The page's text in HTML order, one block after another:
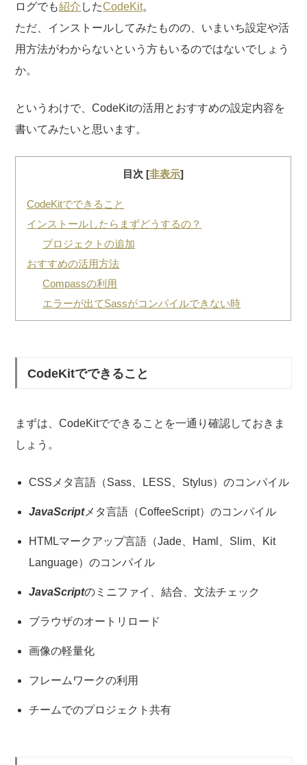
ログでも紹介 したCodeKit。
ただ、インストールしてみたものの、いまいち設定や活
用方法がわからないという方もいるのではないでしょう
か。
というわけで、CodeKitの活用とおすすめの設定内容を
書いてみたいと思います。
目次[非表示]
CodeKitでできること
インストールしたらまずどうするの？
プロジェクトの追加
おすすめの活用方法
Compassの利用
エラーが出てSassがコンパイルできない時
CodeKitでできること
まずは、CodeKitでできることを一通り確認しておきま
しょう。
CSSメタ言語（Sass、LESS、Stylus）のコンパイル
JavaScriptメタ言語（CoffeeScript）のコンパイル
HTMLマークアップ言語（Jade、Haml、Slim、Kit
Language）のコンパイル
JavaScriptのミニファイ、結合、文法チェック
ブラウザのオートリロード
画像の軽量化
フレームワークの利用
チームでのプロジェクト共有